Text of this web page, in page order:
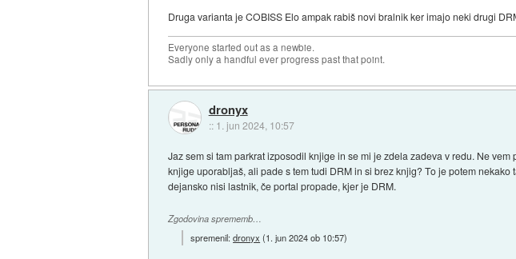
Druga varianta je COBISS Elo ampak rabiš novi bralnik ker imajo neki drugi
Everyone started out as a newbie.
Sadly only a handful ever progress past that point.
dronyx
:: 1. jun 2024, 10:57
Jaz sem si tam parkrat izposodil knjige in se mi je zdela zadeva v redu. Ne
knjige uporabljaš, ali pade s tem tudi DRM in si brez knjig? To je potem
dejansko nisi lastnik, če portal propade, kjer je DRM.
Zgodovina sprememb…
spremenil:dronyx (1. jun 2024 ob 10:57)